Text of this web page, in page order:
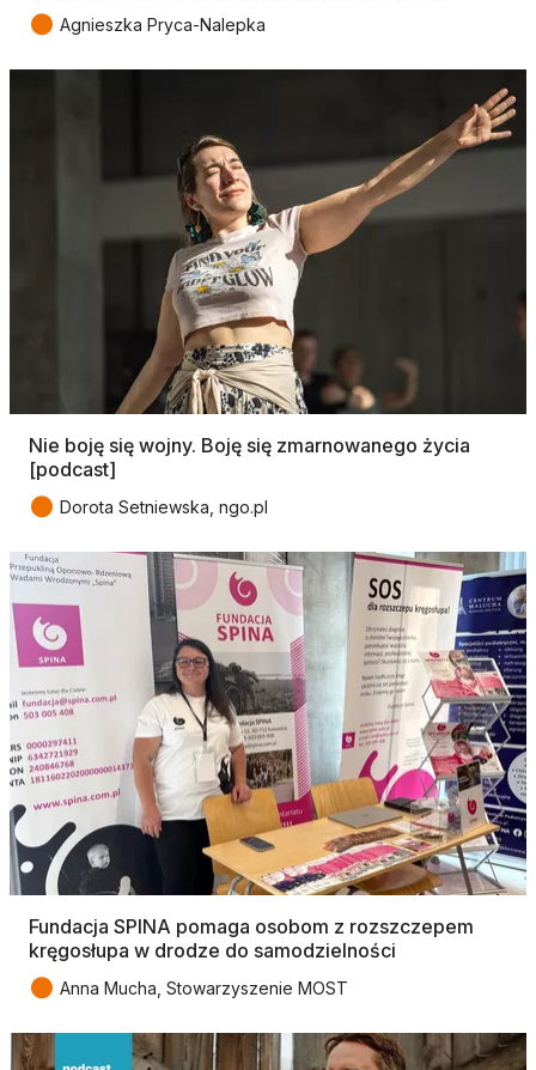
● Agnieszka Pryca-Nalepka
Nie boję się wojny. Boję się zmarnowanego życia
[podcast]
● Dorota Setniewska, ngo.pl
Fundacja SPINA pomaga osobom z rozszczepem
kręgosłupa w drodze do samodzielności
● Anna Mucha, Stowarzyszenie MOST